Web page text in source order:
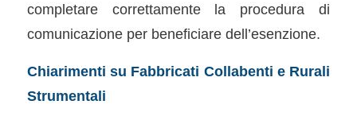
completare correttamente la procedura di
comunicazione per beneficiare dell’esenzione.
Chiarimenti su Fabbricati Collabenti e Rurali
Strumentali